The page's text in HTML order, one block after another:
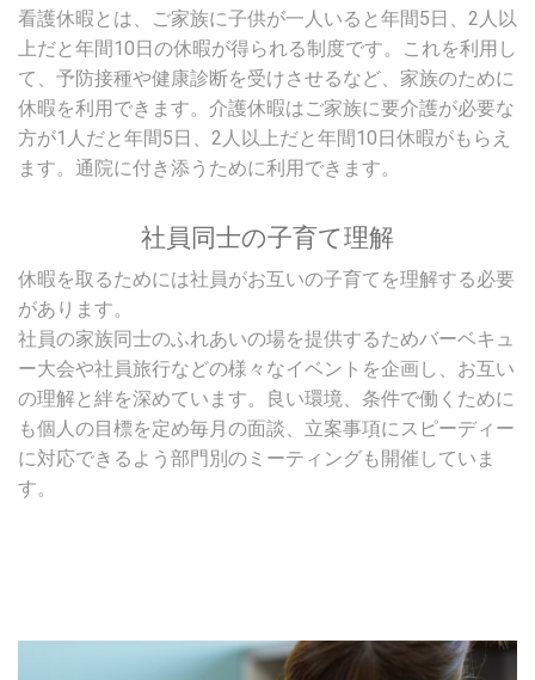
看護休暇とは、ご家族に子供が一人いると年間5日、2人以
上だと年間10日の休暇が得られる制度です。これを利用し
て、予防接種や健康診断を受けさせるなど、家族のために
休暇を利用できます。介護休暇はご家族に要介護が必要な
方が1人だと年間5日、2人以上だと年間10日休暇がもらえ
ます。通院に付き添うために利用できます。
社員同士の子育て理解
休暇を取るためには社員がお互いの子育てを理解する必要
があります。
社員の家族同士のふれあいの場を提供するためバーベキュ
ー大会や社員旅行などの様々なイベントを企画し、お互い
の理解と絆を深めています。良い環境、条件で働くために
も個人の目標を定め毎月の面談、立案事項にスピーディー
に対応できるよう部門別のミーティングも開催していま
す。